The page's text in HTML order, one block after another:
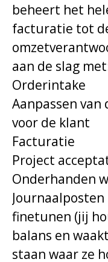
beheert het
facturatie tot
aan de slag
Orderintake
Aanpassen
voor de klant
Facturatie
Project
Onderhanden
finetunen (jij
balans en
staan waar ze